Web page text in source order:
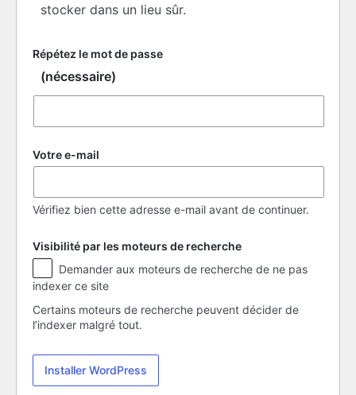
stocker dans un lieu sûr.
Répétez le mot de passe
(nécessaire)
Votre e-mail
Vérifiez bien cette adresse e-mail avant de continuer.
Visibilité par les moteurs de recherche
Visibilité
par
les
moteurs
de
indexer ce site
Certains moteurs de recherche peuvent décider de
l’indexer malgré tout.